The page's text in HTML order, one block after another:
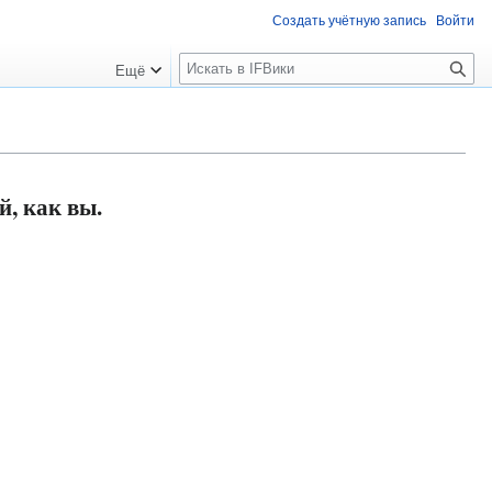
как вы.
Создать учётную запись Войти
Ещё
П
о
к